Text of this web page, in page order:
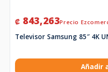
₡ 843,263
Televisor Samsung 85″ 4K
Añadir